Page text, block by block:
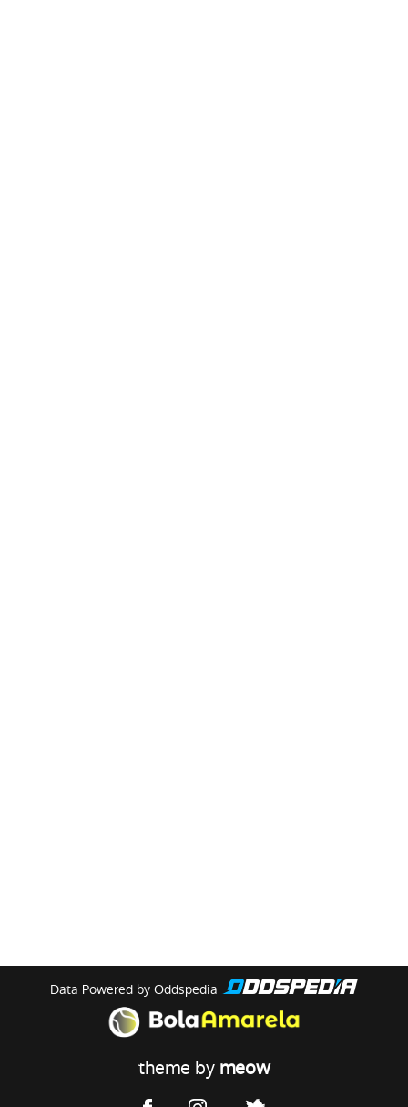
Data Powered by Oddspedia
theme by meow